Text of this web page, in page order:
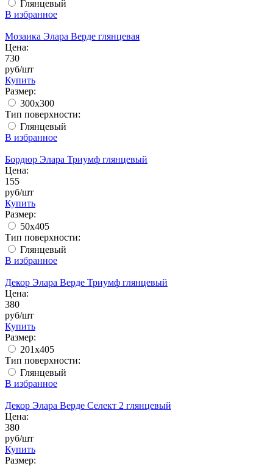
Глянцевый
В избранное
Мозаика Элара Верде глянцевая
Цена:
730
руб/шт
Купить
Размер:
300x300
Тип поверхности:
Глянцевый
В избранное
Бордюр Элара Триумф глянцевый
Цена:
155
руб/шт
Купить
Размер:
50x405
Тип поверхности:
Глянцевый
В избранное
Декор Элара Верде Триумф глянцевый
Цена:
380
руб/шт
Купить
Размер:
201x405
Тип поверхности:
Глянцевый
В избранное
Декор Элара Верде Селект 2 глянцевый
Цена:
380
руб/шт
Купить
Размер: